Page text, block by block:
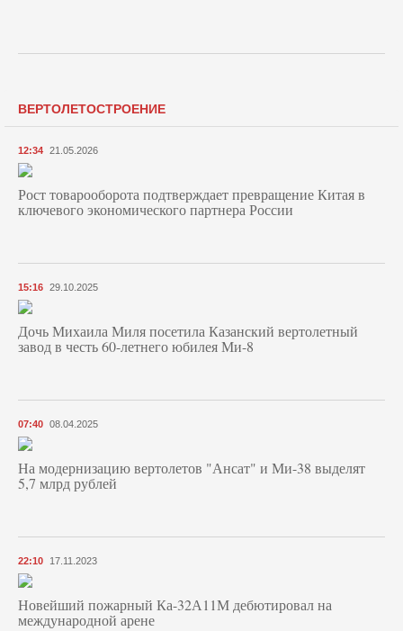
ВЕРТОЛЕТОСТРОЕНИЕ
12:34 21.05.2026
Рост товарооборота подтверждает превращение Китая в
ключевого экономического партнера России
15:16 29.10.2025
Дочь Михаила Миля посетила Казанский вертолетный
завод в честь 60-летнего юбилея Ми-8
07:40 08.04.2025
На модернизацию вертолетов "Ансат" и Ми-38 выделят
5,7 млрд рублей
22:10 17.11.2023
Новейший пожарный Ка-32А11М дебютировал на
международной арене